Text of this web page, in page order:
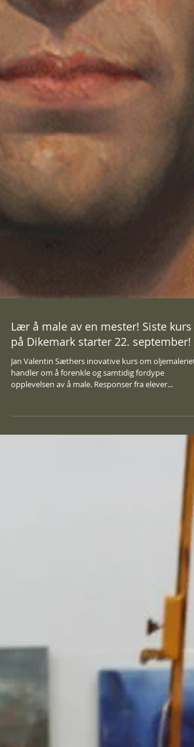
Lær å male av en mester! Siste kurs
på Dikemark starter 22. september!
handler om å forenkle og samtidig fordype